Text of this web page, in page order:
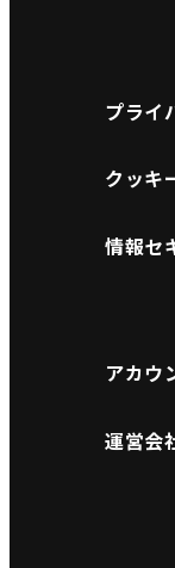
プライ
クッキ
情報セ
アカウ
運営会